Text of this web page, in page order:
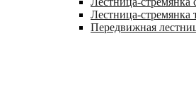
Лестница-стремянка
Передвижная